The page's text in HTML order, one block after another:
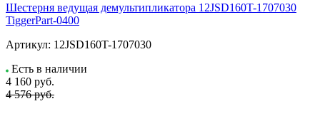
Шестерня ведущая демультипликатора 12JSD160T-1707030
TiggerPart-0400
Артикул: 12JSD160T-1707030
Есть в наличии
4 160 руб.
4 576 руб.